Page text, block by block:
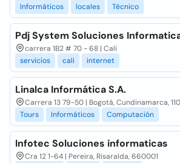
Informáticos
locales Técnico
Pdj System Soluciones
carrera 1B2 # 70 - 68 | Cali
servicios
cali internet
Linalca Informática S.A.
Carrera 13 79-50 | Bogotá, Cundinamarca,
Tours
Informáticos Computación
Infotec Soluciones informaticas
Cra 12 1-64 | Pereira, Risaralda, 660001